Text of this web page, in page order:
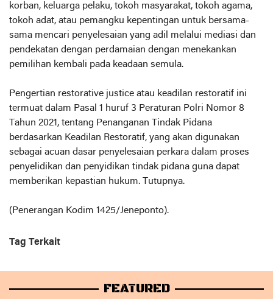
korban, keluarga pelaku, tokoh masyarakat, tokoh agama,
tokoh adat, atau pemangku kepentingan untuk bersama-
sama mencari penyelesaian yang adil melalui mediasi dan
pendekatan dengan perdamaian dengan menekankan
pemilihan kembali pada keadaan semula.
Pengertian restorative justice atau keadilan restoratif ini
termuat dalam Pasal 1 huruf 3 Peraturan Polri Nomor 8
Tahun 2021, tentang Penanganan Tindak Pidana
berdasarkan Keadilan Restoratif, yang akan digunakan
sebagai acuan dasar penyelesaian perkara dalam proses
penyelidikan dan penyidikan tindak pidana guna dapat
memberikan kepastian hukum. Tutupnya.
(Penerangan Kodim 1425/Jeneponto).
Tag Terkait
FEATURED